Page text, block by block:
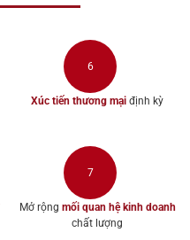
6
Xúc tiến thương mại định kỳ
7
Mở rộng mối quan hệ kinh doanh
chất lượng